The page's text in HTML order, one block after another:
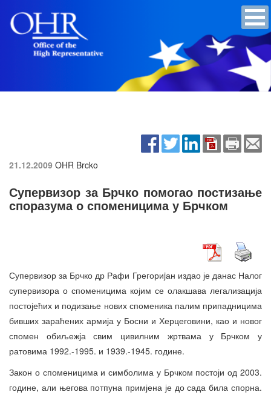
21.12.2009 OHR Brcko
Супервизор за Брчко помогао постизање
споразума о споменицима у Брчком
Супервизор за Брчко др Рафи Грегориjан издао је данас Налог
супервизора о споменицима којим се олакшава легализација
постојећих и подизање нових споменика палим припадницима
бивших зараћених армија у Босни и Херцеговини, као и новог
спомен обиљежја свим цивилним жртвама у Брчком у
ратовима 1992.-1995. и 1939.-1945. године.
Закон о споменицима и симболима у Брчком постоји од 2003.
године, али његова потпуна примјена је до сада била спорна.